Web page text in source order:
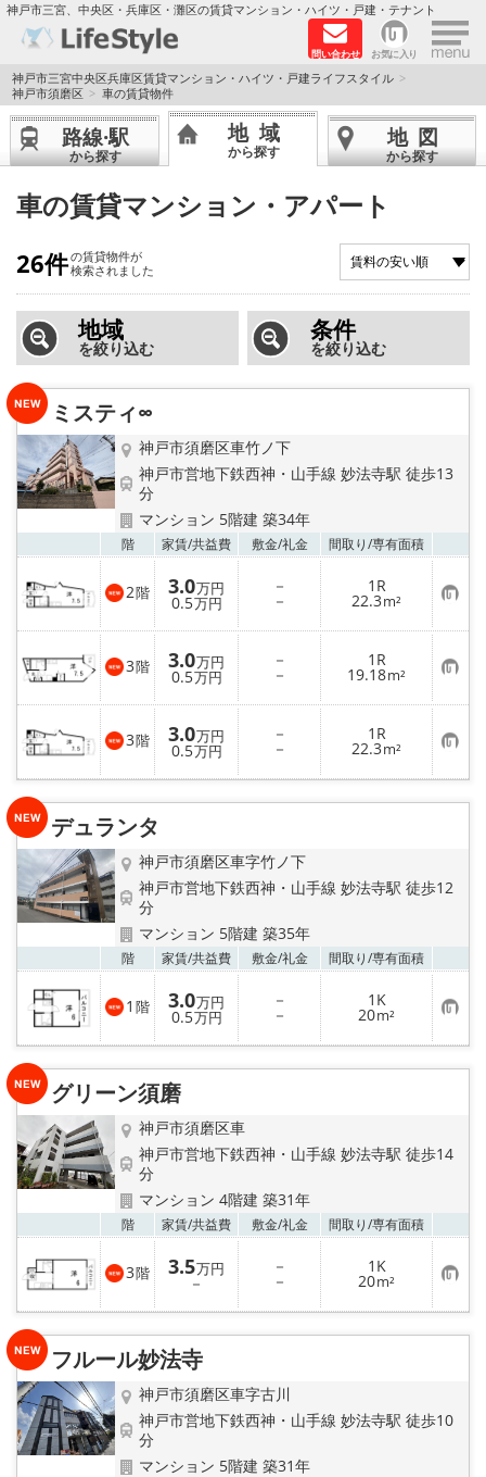
神戸市三宮、中央区・兵庫区・灘区の賃貸マンション・ハイツ・戸建・テナント
問い合わせ お気に入り ×
TOPページ
神戸の単身向けマンション特集
保証人不要
高級賃貸
リノベーション物件
ペット飼育可能
路線·駅から探す
地図から探す
店舗情報·アクセス
会社概要
メールでお問い合わせ
神戸市三宮中央区兵庫区賃貸マンション・ハイツ・戸建ライフスタイル
神戸市須磨区
車の賃貸物件
路線·駅
から探す
地域
から探す
地図
から探す
車の賃貸マンション・アパート
26件の賃貸物件が
検索されました
地域
を絞り込む
条件
を絞り込む
ミスティ∞
神戸市須磨区車竹ノ下
神戸市営地下鉄西神・山手線 妙法寺駅 徒歩13
分
マンション 5階建 築34年
階 家賃/共益費 敷金/礼金 間取り/専有面積
2階 3.0万円
0.5万円
－
－
1R
22.3m² お
気
に
入
り
登
録
3階 3.0万円
0.5万円
－
－
1R
19.18m² お
気
に
入
り
登
録
3階 3.0万円
0.5万円
－
－
1R
22.3m² お
気
に
り
デュランタ
神戸市須磨区車字竹ノ下
神戸市営地下鉄西神・山手線 妙法寺駅 徒歩12
分
マンション 5階建 築35年
階 家賃/共益費 敷金/礼金 間取り/専有面積
1 階 3.0万円
0.5万円
－
－
1K
20m² お
気
に
り
グリーン須磨
神戸市須磨区車
神戸市営地下鉄西神・山手線 妙法寺駅 徒歩14
分
マンション 4階建 築31年
階 家賃/共益費 敷金/礼金 間取り/専有面積
3階 3.5万円
－
－
－
1K
20m² お
気
に
り
フルール妙法寺
神戸市須磨区車字古川
神戸市営地下鉄西神・山手線 妙法寺駅 徒歩10
分
マンション 5階建 築31年